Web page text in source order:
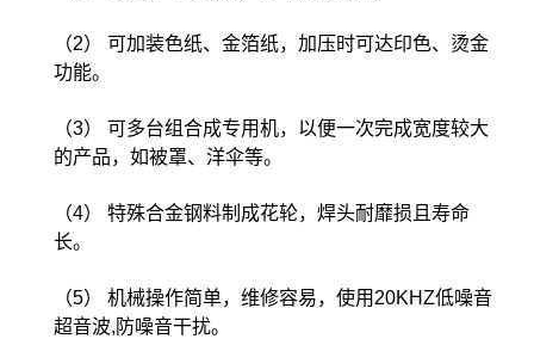
（2） 可加装色纸、金箔纸，加压时可达印色、烫金
功能。
（3） 可多台组合成专用机，以便一次完成宽度较大
的产品，如被罩、洋伞等。
（4） 特殊合金钢料制成花轮，焊头耐靡损且寿命
长。
（5） 机械操作简单，维修容易，使用20KHZ低噪音
超音波,防噪音干扰。